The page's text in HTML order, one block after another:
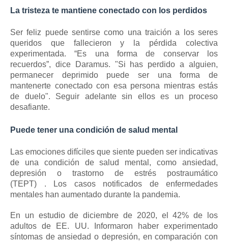
La tristeza te mantiene conectado con los perdidos
Ser feliz puede sentirse como una traición a los seres
queridos que fallecieron y la pérdida colectiva
experimentada.“Es una forma de conservar los
recuerdos”, dice Daramus. "Si has perdido a alguien,
permanecer deprimido puede ser una forma de
mantenerte conectado con esa persona mientras estás
de duelo". Seguir adelante sin ellos es un proceso
desafiante.
Puede tener una condición de salud mental
Las emociones difíciles que siente pueden ser indicativas
de una condición de salud mental, como ansiedad,
depresión o trastorno de estrés postraumático
(TEPT) .
Los casos notificados de enfermedades
mentales han aumentado durante la pandemia.
En un estudio de diciembre de 2020, el 42% de los
adultos de EE. UU. Informaron haber experimentado
síntomas de ansiedad o depresión, en comparación con